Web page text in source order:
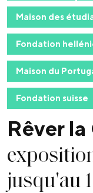
Maison des
Fondation
Maison du
Fondation suisse
Rêver la
jusqu'au